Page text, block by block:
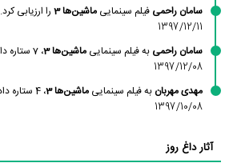
سامان راحمی فیلم سینمایی ماشین‌ها 3 را ارزیابی کرد.
1397/12/11
سامان راحمی به فیلم سینمایی ماشین‌ها 3 ، 7 ستاره داد.
1397/12/08
مهدی مهربان به فیلم سینمایی ماشین‌ها 3 ، 4 ستاره داد.
1397/10/08
آثار داغ روز